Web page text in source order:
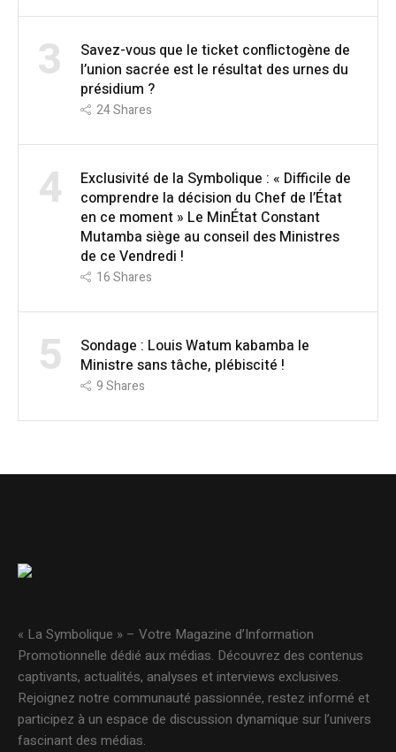
3
Savez-vous que le ticket conflictogène de
l’union sacrée est le résultat des urnes du
présidium ?
24Shares
4
Exclusivité de la Symbolique : « Difficile de
comprendre la décision du Chef de l’État
en ce moment » Le MinÉtat Constant
Mutamba siège au conseil des Ministres
de ce Vendredi !
16Shares
5
Sondage : Louis Watum kabamba le
Ministre sans tâche, plébiscité !
9Shares
« La Symbolique » – Votre Magazine d’Information
Promotionnelle dédié aux médias. Découvrez des contenus
captivants, actualités, analyses et interviews exclusives.
Rejoignez notre communauté passionnée, restez informé et
participez à un espace de discussion dynamique sur l’univers
fascinant des médias.